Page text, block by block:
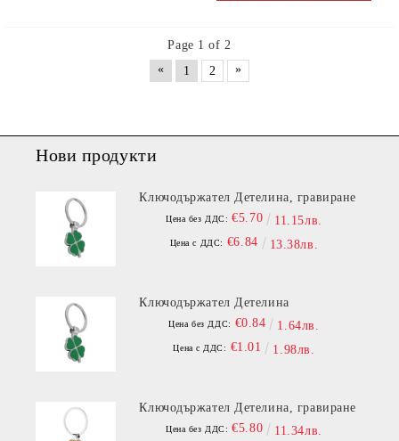
Page 1 of 2
«
1 2 »
Нови продукти
Ключодържател Детелина, гравиране
Цена без ДДС: €5.70 11.15лв.
Цена с ДДС: €6.84 13.38лв.
Ключодържател Детелина
Цена без ДДС: €0.84 1.64лв.
Цена с ДДС: €1.01 1.98лв.
Ключодържател Детелина, гравиране
Цена без ДДС: €5.80 11.34лв.